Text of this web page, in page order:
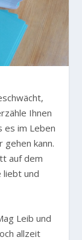
Ihnen
es im Leben
gehen kann.
auf dem
liebt und
Leib und
allzeit